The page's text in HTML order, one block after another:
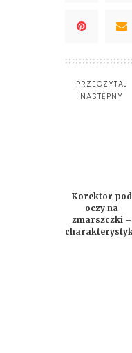
PRZECZYTAJ
NASTĘPNY
Korektor pod
oczy na
zmarszczki –